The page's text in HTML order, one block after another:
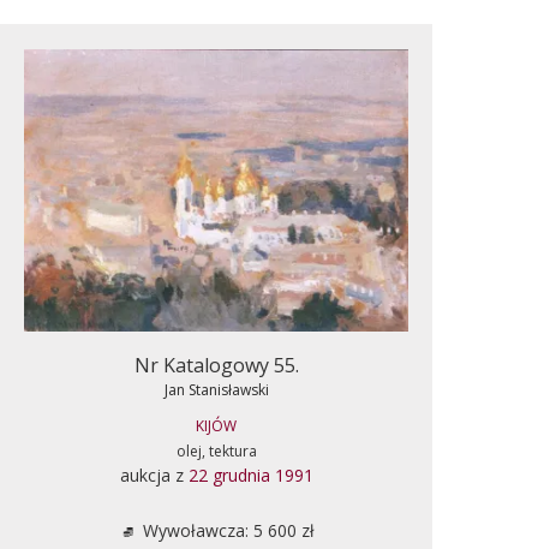
Nr Katalogowy 55.
Jan Stanisławski
KIJÓW
olej, tektura
aukcja z 22 grudnia 1991
Wywoławcza: 5 600 zł